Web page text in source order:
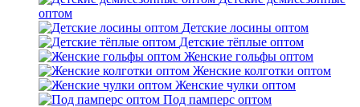
оптом
Детские лосины оптом
Детские тёплые оптом
Женские гольфы оптом
Женские колготки оптом
Женские чулки оптом
Под памперс оптом